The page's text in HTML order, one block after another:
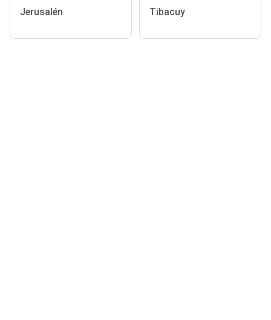
Jerusalén Tibacuy